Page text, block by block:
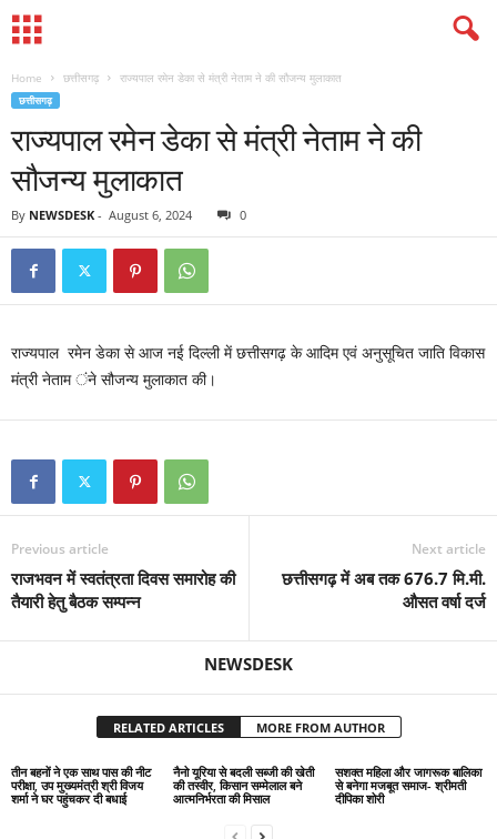
Home छत्तीसगढ़ राज्यपाल रमेन डेका से मंत्री नेताम ने की सौजन्य मुलाकात
छत्तीसगढ़
राज्यपाल रमेन डेका से मंत्री नेताम ने की
सौजन्य मुलाकात
By NEWSDESK - August 6, 2024 0
राज्यपाल रमेन डेका से आज नई दिल्ली में छत्तीसगढ़ के आदिम एवं अनुसूचित जाति विकास
मंत्री नेताम ंने सौजन्य मुलाकात की।
Previous article
राजभवन में स्वतंत्रता दिवस समारोह की
तैयारी हेतु बैठक सम्पन्न
Next article
छत्तीसगढ़ में अब तक 676.7 मि.मी.
औसत वर्षा दर्ज
NEWSDESK
RELATED ARTICLES MORE FROM AUTHOR
तीन बहनों ने एक साथ पास की नीट
परीक्षा, उप मुख्यमंत्री श्री विजय
शर्मा ने घर पहुंचकर दी बधाई
नैनो यूरिया से बदली सब्जी की खेती
की तस्वीर, किसान सम्मेलाल बने
आत्मनिर्भरता की मिसाल
सशक्त महिला और जागरूक बालिका
से बनेगा मजबूत समाज- श्रीमती
दीपिका शोरी